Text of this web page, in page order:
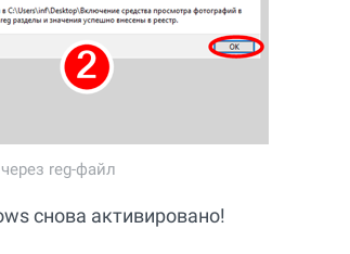
reg-файл
снова активировано!